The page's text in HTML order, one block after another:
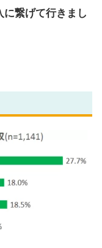
繋げて行きまし